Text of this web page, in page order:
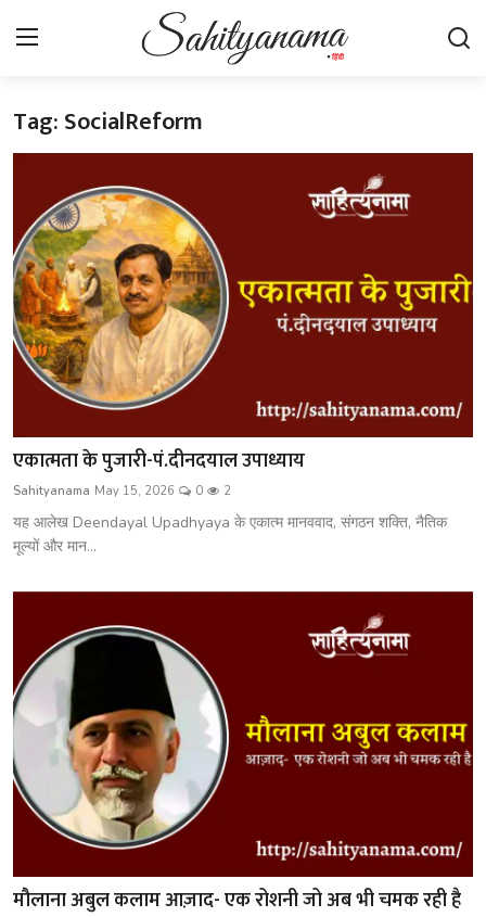
Login
स्वतंत्रता सेनानी
साहित्य समाचार
होम
कहानी
कविता
आलेख
शख्सियत
धरोहर
उपन्यास
सिनेमा
शायरी
ग़ज़ल
Tag: SocialReform
एकात्मता के पुजारी-पं.दीनदयाल उपाध्याय
Sahityanama May 15, 2026 0 2
यह आलेख Deendayal Upadhyaya के एकात्म मानववाद, संगठन शक्ति, नैतिक
मूल्यों और मान...
मौलाना अबुल कलाम आज़ाद- एक रोशनी जो अब भी चमक रही है